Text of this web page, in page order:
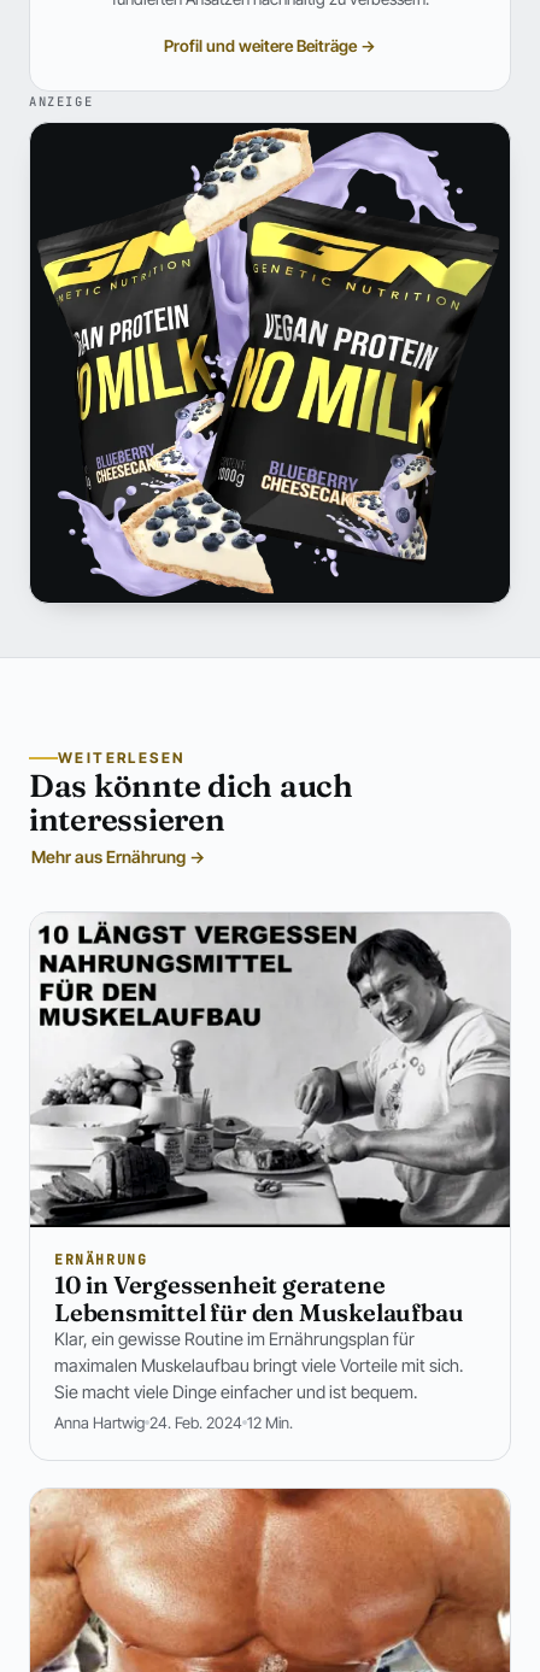
Profil und weitere Beiträge →
ANZEIGE
WEITERLESEN
Das könnte dich auch
interessieren
Mehr aus Ernährung →
ERNÄHRUNG
10 in Vergessenheit geratene
Lebensmittel für den Muskelaufbau
Klar, ein gewisse Routine im Ernährungsplan für
maximalen Muskelaufbau bringt viele Vorteile mit sich.
Sie macht viele Dinge einfacher und ist bequem.
Anna Hartwig 24. Feb. 2024 12 Min.